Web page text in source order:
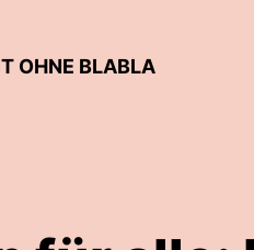
OHNE BLABLA